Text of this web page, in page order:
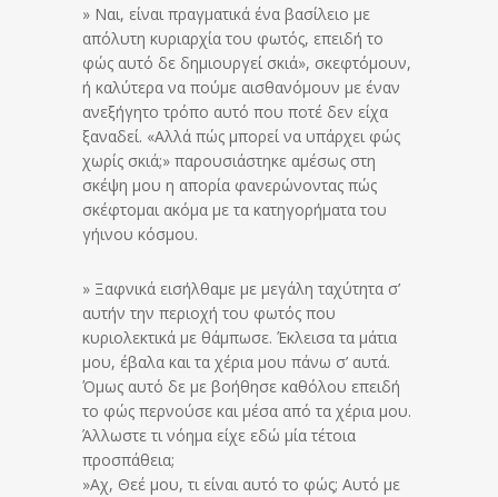
» Ναι, είναι πραγματικά ένα βασίλειο με
απόλυτη κυριαρχία του φωτός, επειδή το
φώς αυτό δε δημιουργεί σκιά», σκεφτόμουν,
ή καλύτερα να πούμε αισθανόμουν με έναν
ανεξήγητο τρόπο αυτό που ποτέ δεν είχα
ξαναδεί. «Αλλά πώς μπορεί να υπάρχει φώς
χωρίς σκιά;» παρουσιάστηκε αμέσως στη
σκέψη μου η απορία φανερώνοντας πώς
σκέφτομαι ακόμα με τα κατηγορήματα του
γήινου κόσμου.
» Ξαφνικά εισήλθαμε με μεγάλη ταχύτητα σ’
αυτήν την περιοχή του φωτός που
κυριολεκτικά με θάμπωσε. Έκλεισα τα μάτια
μου, έβαλα και τα χέρια μου πάνω σ’ αυτά.
Όμως αυτό δε με βοήθησε καθόλου επειδή
το φώς περνούσε και μέσα από τα χέρια μου.
Άλλωστε τι νόημα είχε εδώ μία τέτοια
προσπάθεια;
»Αχ, Θεέ μου, τι είναι αυτό το φώς; Αυτό με